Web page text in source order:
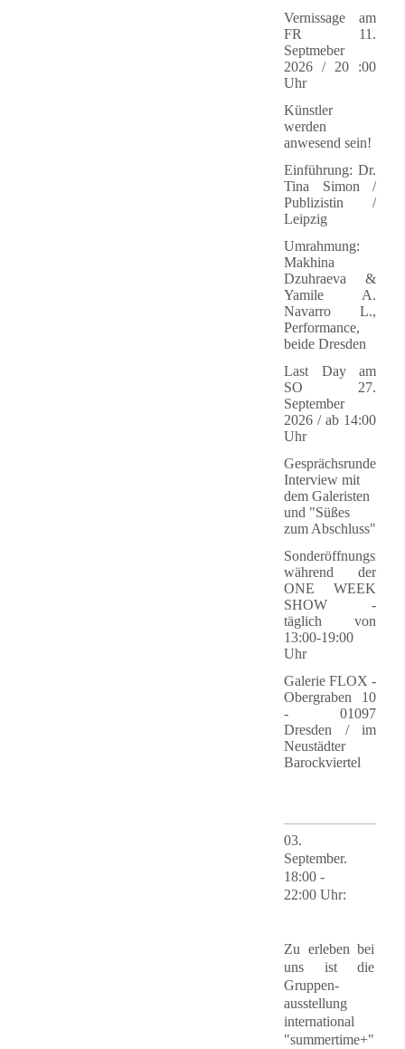
Vernissage am
FR 11.
Septmeber
2026 / 20 :00
Uhr
Künstler
werden
anwesend sein!
Einführung: Dr.
Tina Simon /
Publizistin /
Leipzig
Umrahmung:
Makhina
Dzuhraeva &
Yamile A.
Navarro L.,
Performance,
beide Dresden
Last Day am
SO 27.
September
2026 / ab 14:00
Uhr
Gesprächsrunde:
Interview mit
dem Galeristen
und "Süßes
zum Abschluss"
während der
ONE WEEK
SHOW -
täglich von
13:00-19:00
Uhr
Galerie FLOX -
Obergraben 10
- 01097
Dresden / im
Neustädter
Barockviertel
03.
September.
18:00 -
22:00 Uhr:
Zu erleben bei
uns ist die
Gruppen-
ausstellung
international
"summertime+"